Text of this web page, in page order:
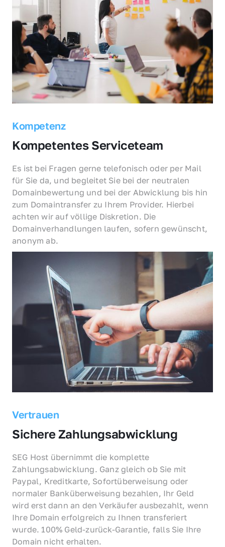
Kompetenz
Kompetentes Serviceteam
Es ist bei Fragen gerne telefonisch oder per Mail
für Sie da, und begleitet Sie bei der neutralen
Domainbewertung und bei der Abwicklung bis hin
zum Domaintransfer zu Ihrem Provider. Hierbei
achten wir auf völlige Diskretion. Die
Domainverhandlungen laufen, sofern gewünscht,
anonym ab.
Vertrauen
Sichere Zahlungsabwicklung
SEG Host übernimmt die komplette
Zahlungsabwicklung. Ganz gleich ob Sie mit
Paypal, Kreditkarte, Sofortüberweisung oder
normaler Banküberweisung bezahlen, Ihr Geld
wird erst dann an den Verkäufer ausbezahlt, wenn
Ihre Domain erfolgreich zu Ihnen transferiert
wurde. 100% Geld-zurück-Garantie, falls Sie Ihre
Domain nicht erhalten.